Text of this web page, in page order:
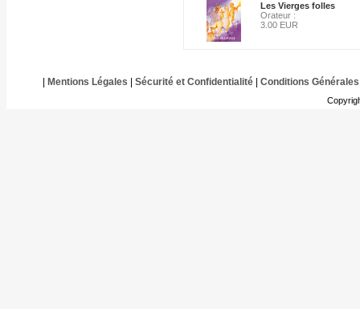
Les Vierges folles
Orateur :
3.00 EUR
Mentions Légales Sécurité et Confidentialité| Conditions Générales